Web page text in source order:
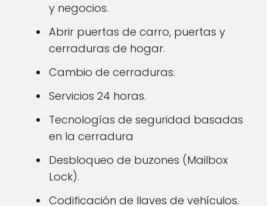
y negocios.
Abrir puertas de carro, puertas y
cerraduras de hogar.
Cambio de cerraduras.
Servicios 24 horas.
Tecnologías de seguridad basadas
en la cerradura
Desbloqueo de buzones (Mailbox
Lock).
Codificación de llaves de vehículos.